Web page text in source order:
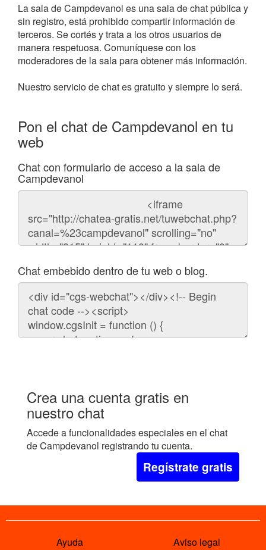
La sala de Campdevanol es una sala de chat pública y
sin registro, está prohibido compartir información de
terceros. Se cortés y trata a los otros usuarios de
manera respetuosa. Comuníquese con los
moderadores de la sala para obtener más información.
Nuestro servicio de chat es gratuito y siempre lo será.
Pon el chat de Campdevanol en tu
web
Chat con formulario de acceso a la sala de
Campdevanol
Código
chat
Chat embebido dentro de tu web o blog.
Código
para
embeber
chat
Crea una cuenta gratis en
nuestro chat
Accede a funcionalidades especiales en el chat
de Campdevanol registrando tu cuenta.
Regístrate gratis
Ayuda Aviso legal